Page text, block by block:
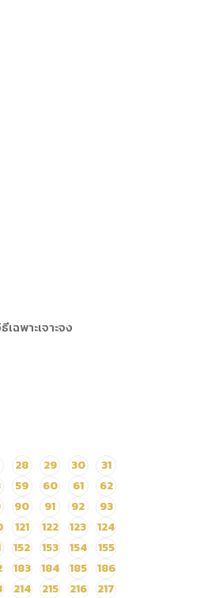
ฉพาะเจาะจง
28 29 30
31
59 60 61
62
90 91 92
93
121 122 123
124
152 153 154
155
183 184 185
186
214 215 216 217